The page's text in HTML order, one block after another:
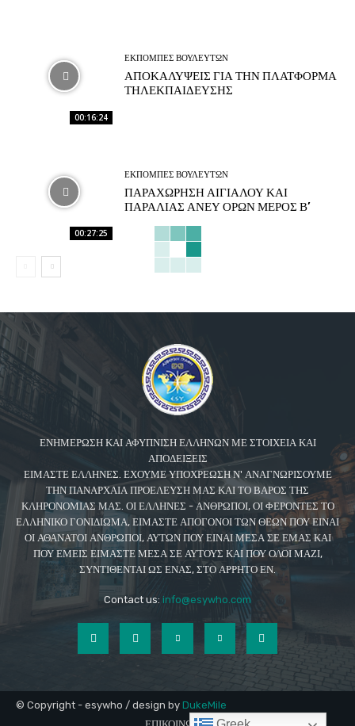
00:16:24
ΕΚΠΟΜΠΕΣ ΒΟΥΛΕΥΤΩΝ
ΑΠΟΚΑΛΥΨΕΙΣ ΓΙΑ ΤΗΝ ΠΛΑΤΦΟΡΜΑ
ΤΗΛΕΚΠΑΙΔΕΥΣΗΣ
00:27:25
ΕΚΠΟΜΠΕΣ ΒΟΥΛΕΥΤΩΝ
ΠΑΡΑΧΩΡΗΣΗ ΑΙΓΙΑΛΟΥ ΚΑΙ
ΠΑΡΑΛΙΑΣ ΑΝΕΥ ΟΡΩΝ ΜΕΡΟΣ Β’
ΕΝΗΜΕΡΩΣΗ ΚΑΙ ΑΦΥΠΝΙΣΗ ΕΛΛΗΝΩΝ ΜΕ ΣΤΟΙΧΕΙΑ ΚΑΙ
ΑΠΟΔΕΙΞΕΙΣ
ΕΙΜΑΣΤΕ ΕΛΛΗΝΕΣ. ΕΧΟΥΜΕ ΥΠΟΧΡΕΩΣΗ Ν' ΑΝΑΓΝΩΡΙΣΟΥΜΕ
ΤΗΝ ΠΑΝΑΡΧΑΙΑ ΠΡΟΕΛΕΥΣΗ ΜΑΣ ΚΑΙ ΤΟ ΒΑΡΟΣ ΤΗΣ
ΚΛΗΡΟΝΟΜΙΑΣ ΜΑΣ. ΟΙ ΕΛΛΗΝΕΣ - ΑΝΘΡΩΠΟΙ, ΟΙ ΦΕΡΟΝΤΕΣ ΤΟ
ΕΛΛΗΝΙΚΟ ΓΟΝΙΔΙΩΜΑ, ΕΙΜΑΣΤΕ ΑΠΟΓΟΝΟΙ ΤΩΝ ΘΕΩΝ ΠΟΥ ΕΙΝΑΙ
ΟΙ ΑΘΑΝΑΤΟΙ ΑΝΘΡΩΠΟΙ, ΑΥΤΩΝ ΠΟΥ ΕΙΝΑΙ ΜΕΣΑ ΣΕ ΕΜΑΣ ΚΑΙ
ΠΟΥ ΕΜΕΙΣ ΕΙΜΑΣΤΕ ΜΕΣΑ ΣΕ ΑΥΤΟΥΣ ΚΑΙ ΠΟΥ ΟΛΟΙ ΜΑΖΙ,
ΣΥΝΤΙΘΕΝΤΑΙ ΩΣ ΕΝΑΣ, ΣΤΟ ΑΡΡΗΤΟ ΕΝ.
Contact us: info@esywho.com
© Copyright - esywho / design by DukeMile